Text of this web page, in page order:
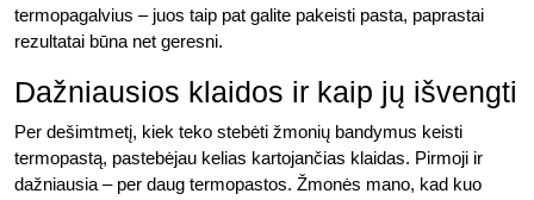
termopagalvius – juos taip pat galite pakeisti pasta, paprastai
rezultatai būna net geresni.
Dažniausios klaidos ir kaip jų išvengti
Per dešimtmetį, kiek teko stebėti žmonių bandymus keisti
termopastą, pastebėjau kelias kartojančias klaidas. Pirmoji ir
dažniausia – per daug termopastos. Žmonės mano, kad kuo